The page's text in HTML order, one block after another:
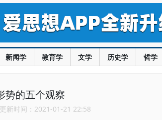
新闻学 教育学 文学 历史学 哲学
势的五个观察
新时间：2021-01-21 22:58